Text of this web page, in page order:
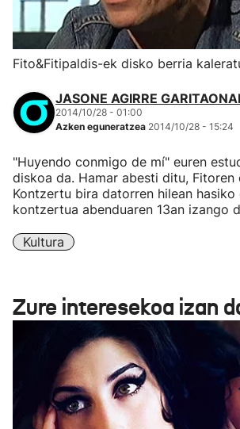
Fito&Fitipaldis-ek disko berria
JASONE AGIRRE
2014/10/28 - 01:00
Azken eguneratzea 2014/10/28 - 15:24
"Huyendo conmigo de mí" euren
diskoa da. Hamar abesti ditu,
Kontzertu bira datorren hilean hasiko
kontzertua abenduaren 13an izango
Kultura
Zure interesekoa izan